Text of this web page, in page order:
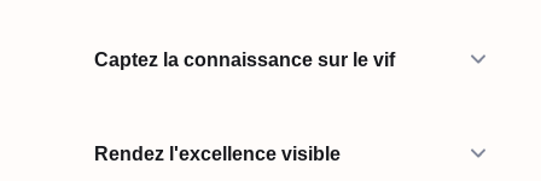
Captez la connaissance sur le vif
Rendez l'excellence visible